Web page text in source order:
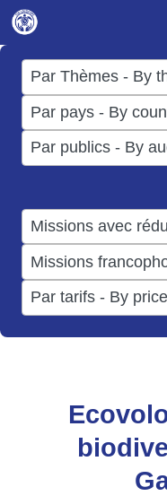
Aller
au
contenu
Par Thèmes - By
17
results
available
Par pays - By
50
results
available
Par publics - By
results
result
available
result
available
Par tarifs - By
results
available